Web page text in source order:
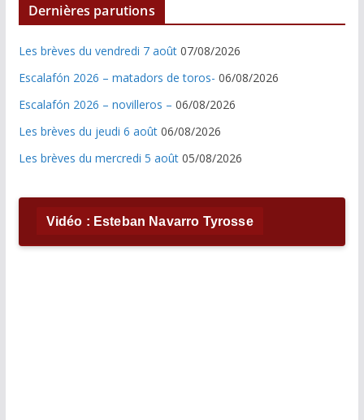
Dernières parutions
Les brèves du vendredi 7 août 07/08/2026
Escalafón 2026 – matadors de toros- 06/08/2026
Escalafón 2026 – novilleros – 06/08/2026
Les brèves du jeudi 6 août 06/08/2026
Les brèves du mercredi 5 août 05/08/2026
Vidéo : Esteban Navarro Tyrosse